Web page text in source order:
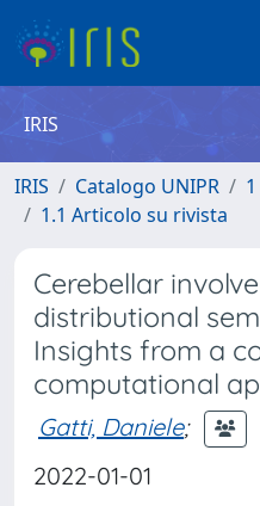
IRIS
IRIS Catalogo UNIPR
1.1 Articolo su rivista
Cerebellar
distributional
Insights from a
computational
Gatti, Daniele;
2022-01-01